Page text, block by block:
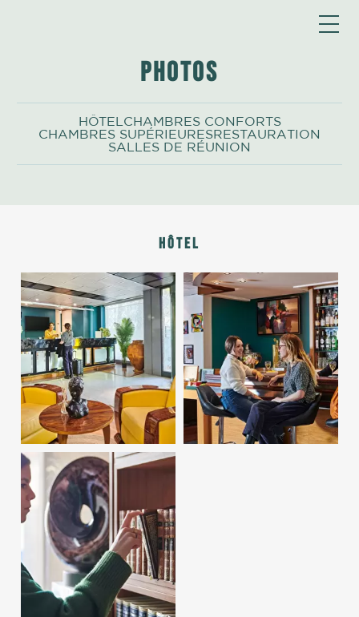
Photos
HÔTELCHAMBRES CONFORTS
CHAMBRES SUPÉRIEURESRESTAURATION
SALLES DE RÉUNION
Hôtel